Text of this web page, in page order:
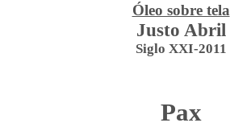
Óleo sobre tela
Justo Abril
Siglo XXI-2011
Pax